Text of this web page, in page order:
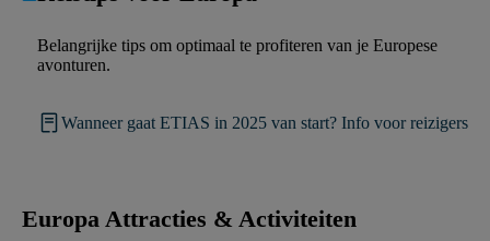
Belangrijke tips om optimaal te profiteren van je Europese
avonturen.
Wanneer gaat ETIAS in 2025 van start? Info voor reizigers
Europa Attracties & Activiteiten